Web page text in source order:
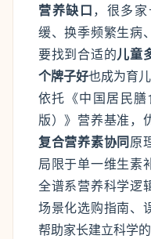
营养缺口，很多
缓、换季频繁生病
要找到合适的儿童
个牌子好也成为育
依托《中国居民
版）》营养基准，
复合营养素协同原
局限于单一维生素
全谱系营养科学逻
场景化选购指南、
帮助家长建立科学